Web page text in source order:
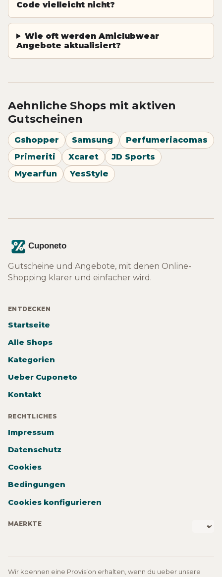
Code vielleicht nicht?
Wie oft werden Amiclubwear
Angebote aktualisiert?
Aehnliche Shops mit aktiven
Gutscheinen
Gshopper Samsung
Perfumeriacomas
Primeriti
Xcaret
JD Sports
Myearfun
YesStyle
Gutscheine und Angebote, mit denen Online-
Shopping klarer und einfacher wird.
ENTDECKEN
Startseite
Alle Shops
Kategorien
Ueber Cuponeto
Kontakt
RECHTLICHES
Impressum
Datenschutz
Cookies
Bedingungen
Cookies konfigurieren
MAERKTE
Wir koennen eine Provision erhalten, wenn du ueber unsere